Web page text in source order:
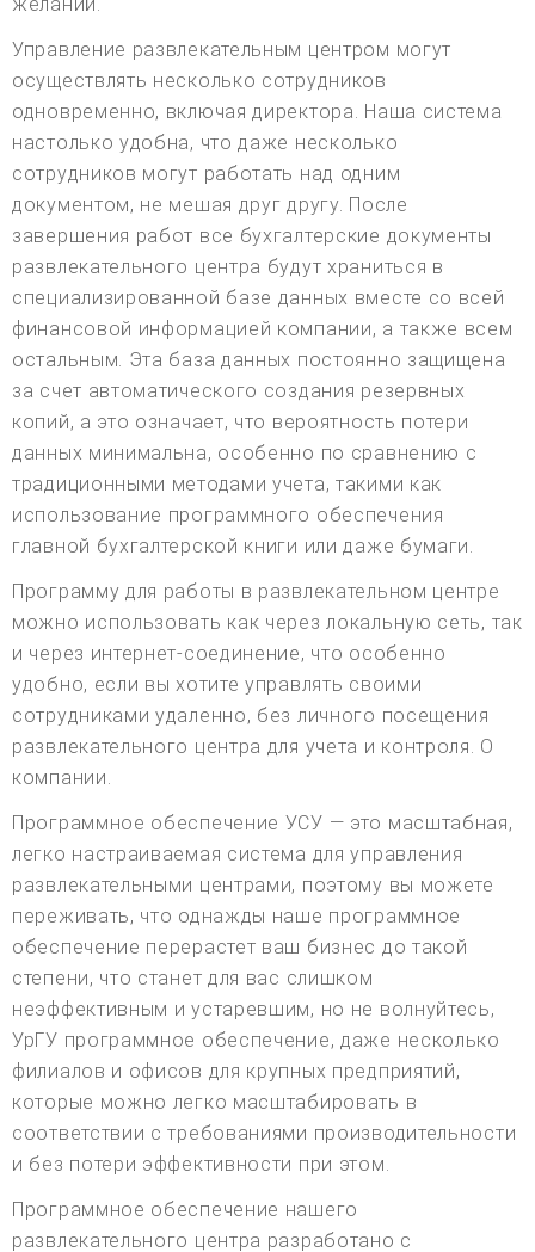
Управление развлекательным центром могут
осуществлять несколько сотрудников
одновременно, включая директора. Наша система
настолько удобна, что даже несколько
сотрудников могут работать над одним
документом, не мешая друг другу. После
завершения работ все бухгалтерские документы
развлекательного центра будут храниться в
специализированной базе данных вместе со всей
финансовой информацией компании, а также всем
остальным. Эта база данных постоянно защищена
за счет автоматического создания резервных
копий, а это означает, что вероятность потери
данных минимальна, особенно по сравнению с
традиционными методами учета, такими как
использование программного обеспечения
главной бухгалтерской книги или даже бумаги.
Программу для работы в развлекательном центре
можно использовать как через локальную сеть, так
и через интернет-соединение, что особенно
удобно, если вы хотите управлять своими
сотрудниками удаленно, без личного посещения
развлекательного центра для учета и контроля. О
компании.
Программное обеспечение УСУ — это масштабная,
легко настраиваемая система для управления
развлекательными центрами, поэтому вы можете
переживать, что однажды наше программное
обеспечение перерастет ваш бизнес до такой
степени, что станет для вас слишком
неэффективным и устаревшим, но не волнуйтесь,
УрГУ программное обеспечение, даже несколько
филиалов и офисов для крупных предприятий,
которые можно легко масштабировать в
соответствии с требованиями производительности
и без потери эффективности при этом.
Программное обеспечение нашего
развлекательного центра разработано с